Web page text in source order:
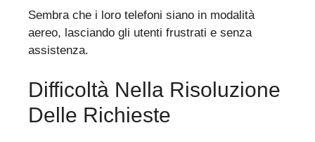
Sembra che i loro telefoni siano in modalità
aereo, lasciando gli utenti frustrati e senza
assistenza.
Difficoltà Nella Risoluzione
Delle Richieste